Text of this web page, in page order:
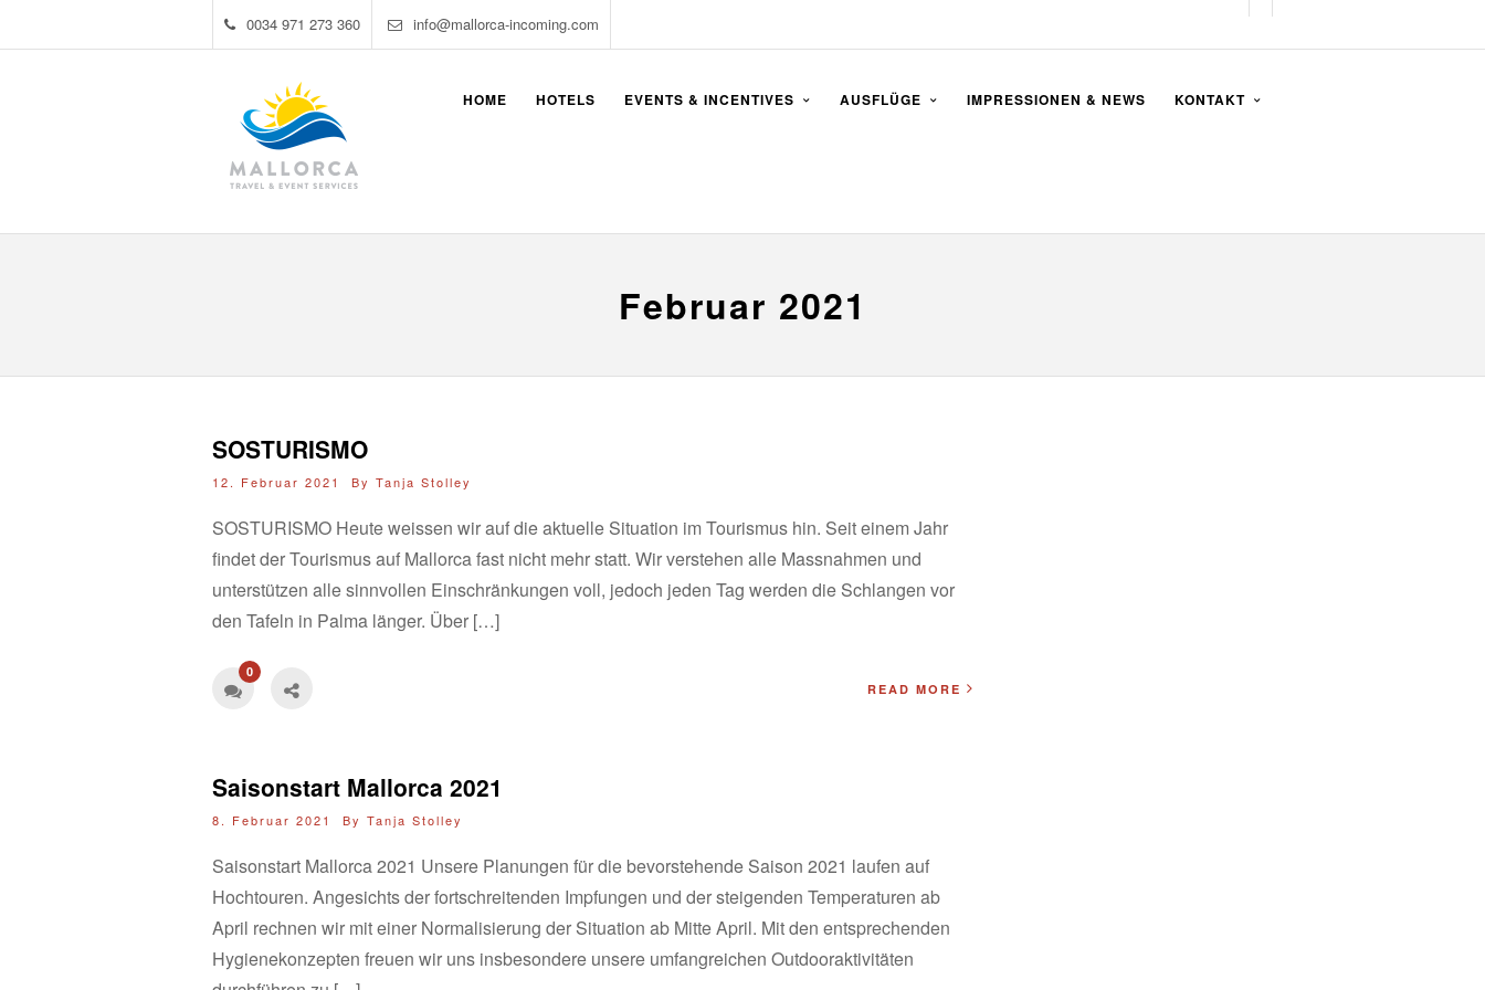
0034 971 273 360 info@mallorca-incoming.com
HOME HOTELS EVENTS & INCENTIVES AUSFLÜGE IMPRESSIONEN & NEWS KONTAKT
Februar 2021
SOSTURISMO
12. Februar 2021 By Tanja Stolley
SOSTURISMO Heute weissen wir auf die aktuelle Situation im Tourismus hin. Seit einem Jahr
findet der Tourismus auf Mallorca fast nicht mehr statt. Wir verstehen alle Massnahmen und
unterstützen alle sinnvollen Einschränkungen voll, jedoch jeden Tag werden die Schlangen vor
den Tafeln in Palma länger. Über […]
0
READ MORE
Saisonstart Mallorca 2021
8. Februar 2021 By Tanja Stolley
Saisonstart Mallorca 2021 Unsere Planungen für die bevorstehende Saison 2021 laufen auf
Hochtouren. Angesichts der fortschreitenden Impfungen und der steigenden Temperaturen ab
April rechnen wir mit einer Normalisierung der Situation ab Mitte April. Mit den entsprechenden
Hygienekonzepten freuen wir uns insbesondere unsere umfangreichen Outdooraktivitäten